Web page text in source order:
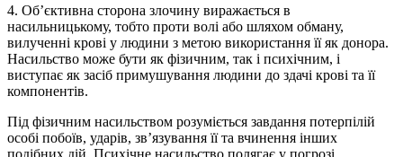
4. Об’єктивна сторона злочину виражається в
насильницькому, тобто проти волі або шляхом обману,
вилученні крові у людини з метою використання її як донора.
Насильство може бути як фізичним, так і психічним, і
виступає як засіб примушування людини до здачі крові та її
компонентів.
Під фізичним насильством розуміється завдання потерпілій
особі побоїв, ударів, зв’язування її та вчинення інших
подібних дій. Психічне насильство полягає у погрозі